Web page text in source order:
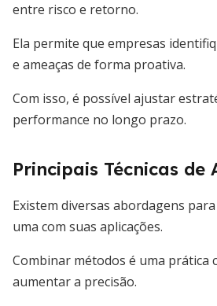
entre risco e retorno.
Ela permite que empresas
e ameaças de forma proativa.
Com isso, é possível ajustar
performance no longo prazo.
Principais Técnicas de
Existem diversas abordagens
uma com suas aplicações.
Combinar métodos é uma prática
aumentar a precisão.